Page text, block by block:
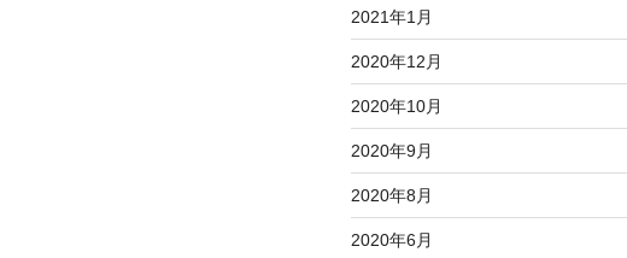
2021年1月
2020年12月
2020年10月
2020年9月
2020年8月
2020年6月